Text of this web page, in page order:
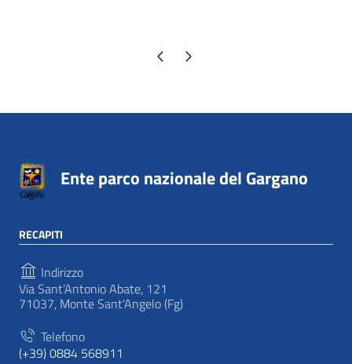
Pagina precedente
Pagina successiva
Ente parco nazionale del Gargano
RECAPITI
Indirizzo
Via Sant’Antonio Abate, 121
71037, Monte Sant'Angelo (Fg)
Telefono
(+39) 0884 568911